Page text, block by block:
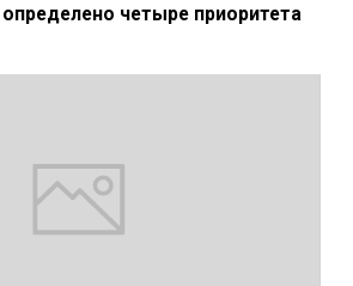
четыре приоритета